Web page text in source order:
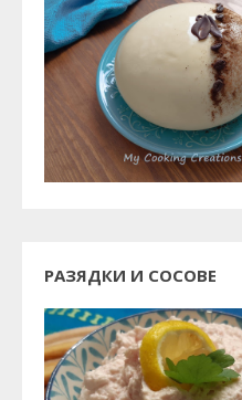
РАЗЯДКИ И СОСОВЕ